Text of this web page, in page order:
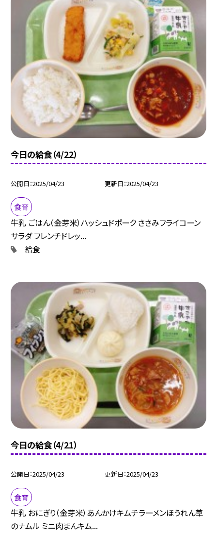
今日の給食（4/22）
公開日 2025/04/23 更新日 2025/04/23
食育
牛乳 ごはん（金芽米）ハッシュドポーク ささみフライコーン
サラダ フレンチドレッ...
給食
今日の給食（4/21）
公開日 2025/04/23 更新日 2025/04/23
食育
牛乳 おにぎり（金芽米）あんかけキムチラーメンほうれん草
のナムル ミニ肉まんキム...